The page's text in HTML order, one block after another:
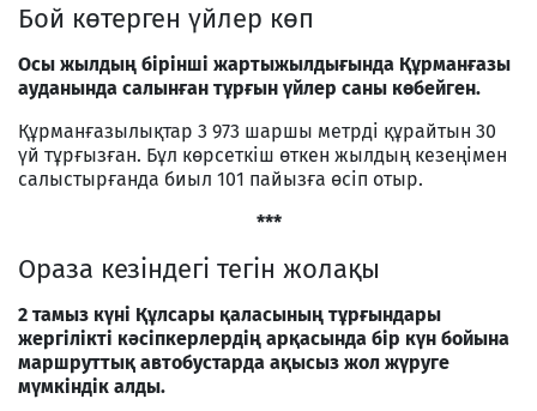
Бой көтерген үйлер көп
Осы жылдың бірінші жартыжылдығында Құрманғазы
ауданында салынған тұрғын үйлер саны көбейген.
Құрманғазылықтар 3 973 шаршы метрді құрайтын 30
үй тұрғызған. Бұл көрсеткіш өткен жылдың кезеңімен
салыстырғанда биыл 101 пайызға өсіп отыр.
***
Ораза кезіндегі тегін жолақы
2 тамыз күні Құлсары қаласының тұрғындары
жергілікті кәсіпкерлердің арқасында бір күн бойына
маршруттық автобустарда ақысыз жол жүруге
мүмкіндік алды.